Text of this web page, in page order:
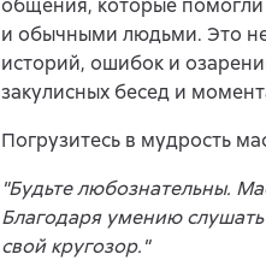
общения, которые
и обычными людьми. Это
историй, ошибок и
закулисных бесед и
Погрузитесь в мудрость
"Будьте любознательны.
Благодаря умению
свой кругозор."